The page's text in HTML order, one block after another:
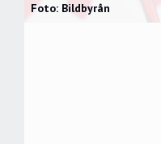
Foto: Bildbyrån